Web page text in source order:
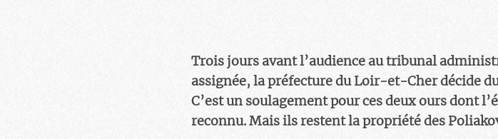
Trois jours avant l’audience au tribunal
assignée, la préfecture du Loir-et-Cher décide
C’est un soulagement pour ces deux ours dont
reconnu. Mais ils restent la propriété des